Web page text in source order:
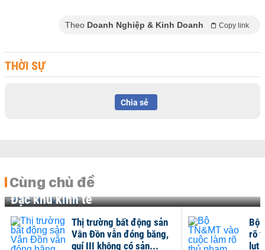
Theo Doanh Nghiệp & Kinh Doanh Copy link
THỜI SỰ
Chia sẻ
Cùng chủ đề
Đặc khu kinh tế
Thị trường bất động sản
Vân Đồn vẫn đóng băng,
quí III không có sản...
Bộ
rõ
lụt